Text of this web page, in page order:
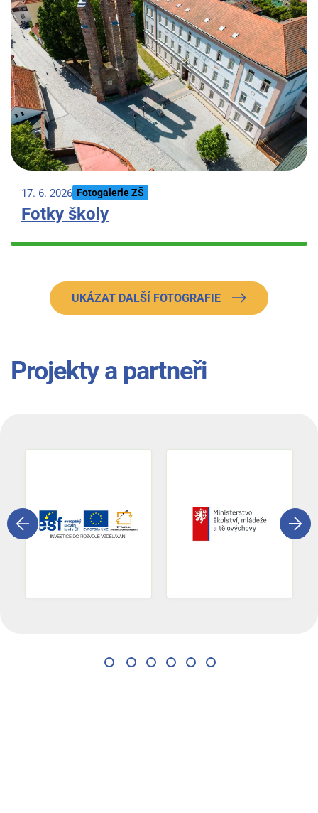
17. 6. 2026 Fotogalerie ZŠ
Fotky školy
UKÁZAT DALŠÍ FOTOGRAFIE
Projekty a partneři